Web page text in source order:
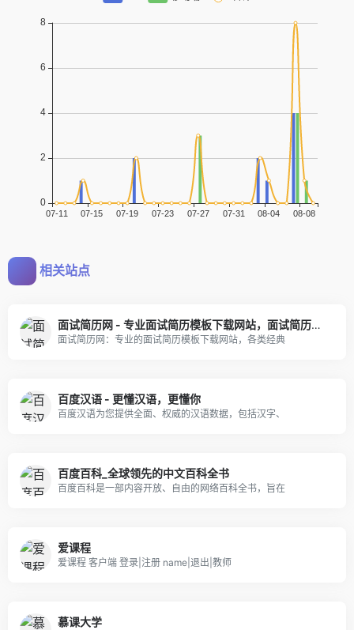
相关站点
面试简历网 - 专业面试简历模板下载网站，面试简历制作专家
面试简历网：专业的面试简历模板下载网站，各类经典
百度汉语 - 更懂汉语，更懂你
百度汉语为您提供全面、权威的汉语数据，包括汉字、
百度百科_全球领先的中文百科全书
百度百科是一部内容开放、自由的网络百科全书，旨在
爱课程
爱课程 客户端 登录|注册 name|退出|教师
慕课大学